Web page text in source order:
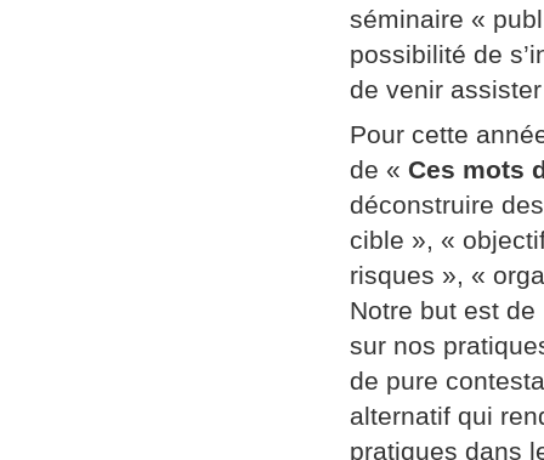
séminaire «
possibilité de
de venir
Pour cette
de « Ces mots
déconstruire
cible », «
risques », «
Notre but est de
sur nos
de pure
alternatif qui
pratiques dans